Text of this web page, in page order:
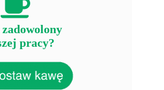
zadowolony
pracy?